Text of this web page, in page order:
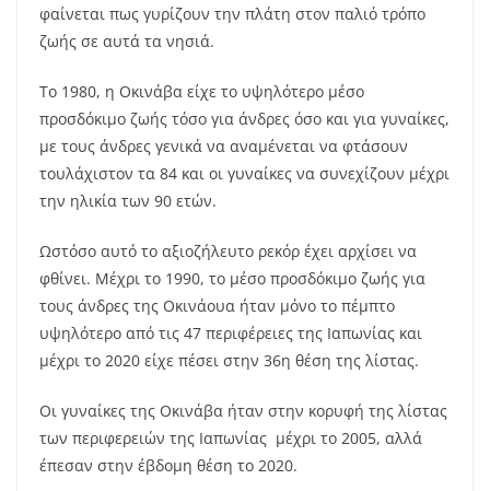
φαίνεται πως γυρίζουν την πλάτη στον παλιό τρόπο
ζωής σε αυτά τα νησιά.
Το 1980, η Οκινάβα είχε το υψηλότερο μέσο
προσδόκιμο ζωής τόσο για άνδρες όσο και για γυναίκες,
με τους άνδρες γενικά να αναμένεται να φτάσουν
τουλάχιστον τα 84 και οι γυναίκες να συνεχίζουν μέχρι
την ηλικία των 90 ετών.
Ωστόσο αυτό το αξιοζήλευτο ρεκόρ έχει αρχίσει να
φθίνει. Μέχρι το 1990, το μέσο προσδόκιμο ζωής για
τους άνδρες της Οκινάουα ήταν μόνο το πέμπτο
υψηλότερο από τις 47 περιφέρειες της Ιαπωνίας και
μέχρι το 2020 είχε πέσει στην 36η θέση της λίστας.
Οι γυναίκες της Οκινάβα ήταν στην κορυφή της λίστας
των περιφερειών της Ιαπωνίας μέχρι το 2005, αλλά
έπεσαν στην έβδομη θέση το 2020.